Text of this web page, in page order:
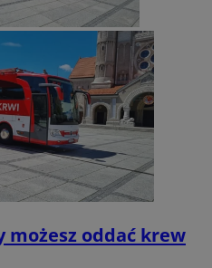
możesz oddać krew